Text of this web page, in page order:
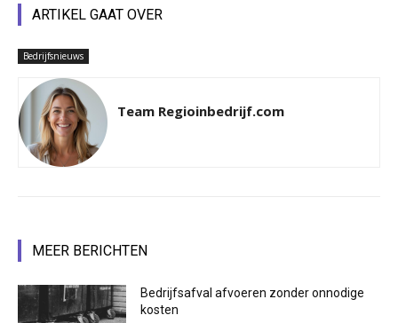
ARTIKEL GAAT OVER
Bedrijfsnieuws
Team Regioinbedrijf.com
MEER BERICHTEN
Bedrijfsafval afvoeren zonder onnodige
kosten